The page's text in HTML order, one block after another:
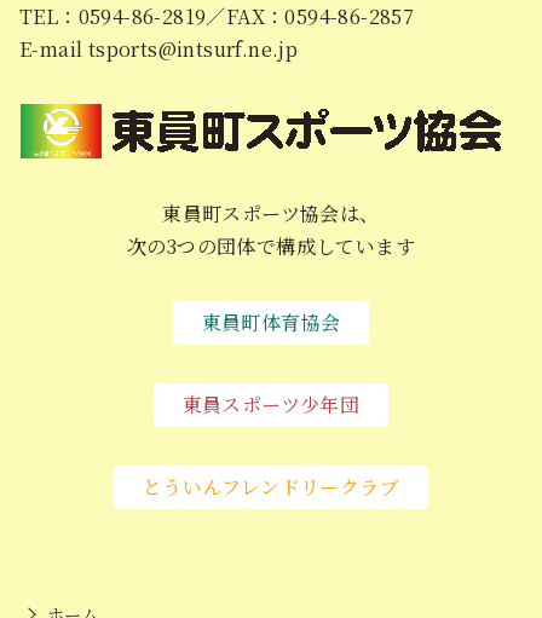
TEL：0594-86-2819／FAX：0594-86-2857
E-mail tsports@intsurf.ne.jp
東員町スポーツ協会は、
次の3つの団体で構成しています
東員町体育協会
東員スポーツ少年団
とういんフレンドリークラブ